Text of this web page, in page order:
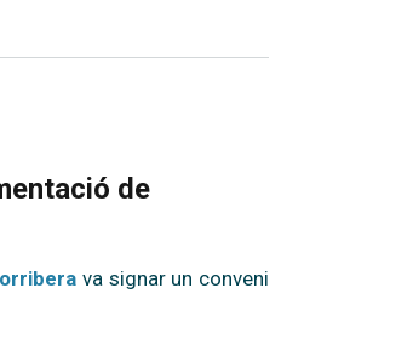
de
va signar un conveni